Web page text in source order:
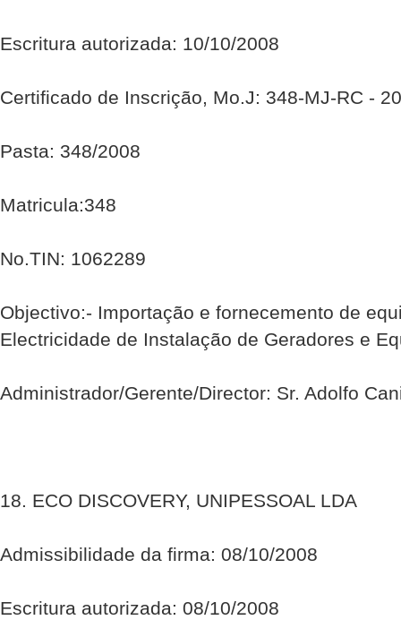
Escritura autorizada: 10/10/2008
Certificado de Inscrição, Mo.J: 348-MJ-RC -
Pasta: 348/2008
Matricula:348
No.TIN: 1062289
Objectivo:- Importação e fornecemento de
Electricidade de Instalação de Geradores e
Administrador/Gerente/Director: Sr. Adolfo
18. ECO DISCOVERY, UNIPESSOAL LDA
Admissibilidade da firma: 08/10/2008
Escritura autorizada: 08/10/2008